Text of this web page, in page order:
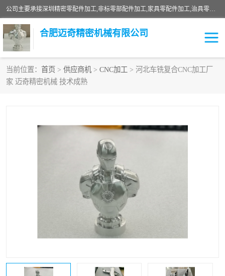
公司主要承接深圳精密零配件加工,非标零部配件加工,家具零配件加工,治具零配件加工,安徽精密零配件加工等各种各种精密机械加工，欢迎来来电咨询！
合肥迈奇精密机械有限公司
当前位置： 首页 > 供应商机 > CNC加工 > 河北车铣复合CNC加工厂
家 迈奇精密机械 技术成熟
铣床加工
数控机床加工